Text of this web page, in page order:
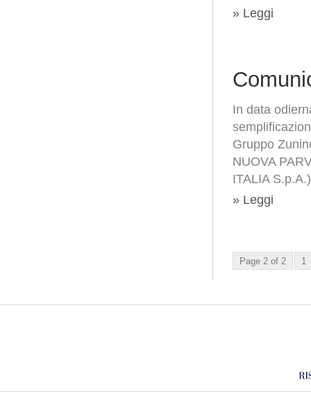
» Leggi
In data
Gruppo
NUOVA
ITALIA
» Leggi
Page 2 of 2 1